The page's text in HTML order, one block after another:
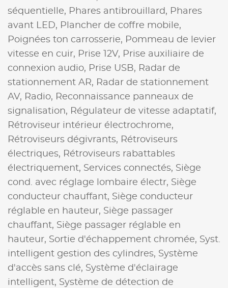
séquentielle, Phares antibrouillard, Phares
avant LED, Plancher de coffre mobile,
Poignées ton carrosserie, Pommeau de levier
vitesse en cuir, Prise 12V, Prise auxiliaire de
connexion audio, Prise USB, Radar de
stationnement AR, Radar de stationnement
AV, Radio, Reconnaissance panneaux de
signalisation, Régulateur de vitesse adaptatif,
Rétroviseur intérieur électrochrome,
Rétroviseurs dégivrants, Rétroviseurs
électriques, Rétroviseurs rabattables
électriquement, Services connectés, Siège
cond. avec réglage lombaire électr, Siège
conducteur chauffant, Siège conducteur
réglable en hauteur, Siège passager
chauffant, Siège passager réglable en
hauteur, Sortie d'échappement chromée, Syst.
intelligent gestion des cylindres, Système
d'accès sans clé, Système d'éclairage
intelligent, Système de détection de